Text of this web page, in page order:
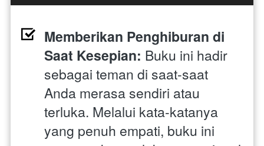
Memberikan Penghiburan di
Saat Kesepian: Buku ini hadir
sebagai teman di saat-saat
Anda merasa sendiri atau
terluka. Melalui kata-katanya
yang penuh empati, buku ini